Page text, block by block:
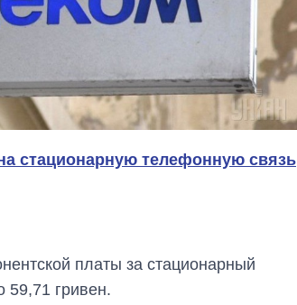
стационарную телефонную связь
платы за стационарный
59,71 гривен.